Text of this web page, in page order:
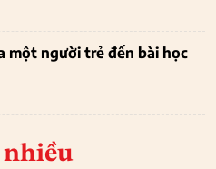
một người trẻ đến bài học